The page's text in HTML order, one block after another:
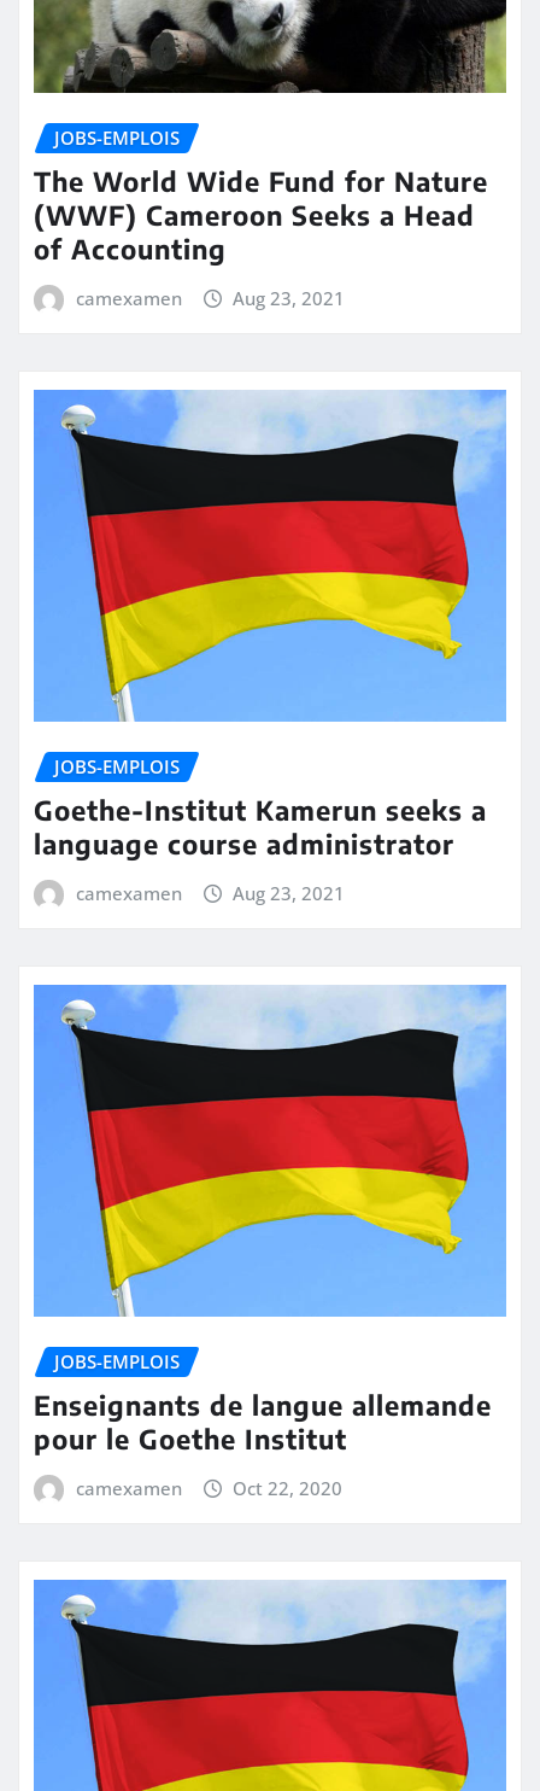
JOBS-EMPLOIS
The World Wide Fund for Nature
(WWF) Cameroon Seeks a Head
of Accounting
camexamen Aug 23, 2021
JOBS-EMPLOIS
Goethe-Institut Kamerun seeks a
language course administrator
camexamen Aug 23, 2021
JOBS-EMPLOIS
Enseignants de langue allemande
pour le Goethe Institut
camexamen Oct 22, 2020